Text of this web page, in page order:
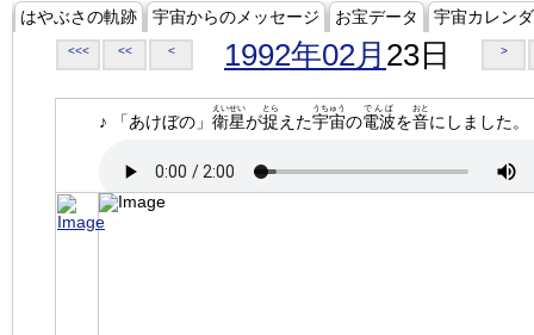
はやぶさの軌跡 宇宙からのメッセージ お宝データ 宇宙カレン
<<< << < 1992年02月 23日 >
♪ 「あけぼの」 衛星
えいせい
が捉
とら
えた宇宙
うちゅう
の電波
でんぱ
を音
おと
にしました。